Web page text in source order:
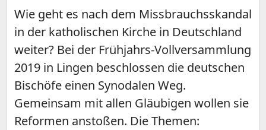
Wie geht es nach dem Missbrauchsskandal
in der katholischen Kirche in Deutschland
weiter? Bei der Frühjahrs-Vollversammlung
2019 in Lingen beschlossen die deutschen
Bischöfe einen Synodalen Weg.
Gemeinsam mit allen Gläubigen wollen sie
Reformen anstoßen. Die Themen: